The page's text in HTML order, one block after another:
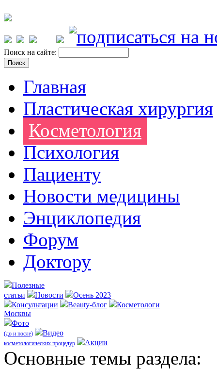
Поиск на сайте:
Главная
Пластическая хирургия
Косметология
Психология
Пациенту
Новости медицины
Энциклопедия
Форум
Доктору
Полезные
статьи
Новости
Осень 2023
Консультации
Beauty-блог
Косметологи
Москвы
Фото
(до и после) Видео
косметологических процедур Акции
Оcновные темы раздела: